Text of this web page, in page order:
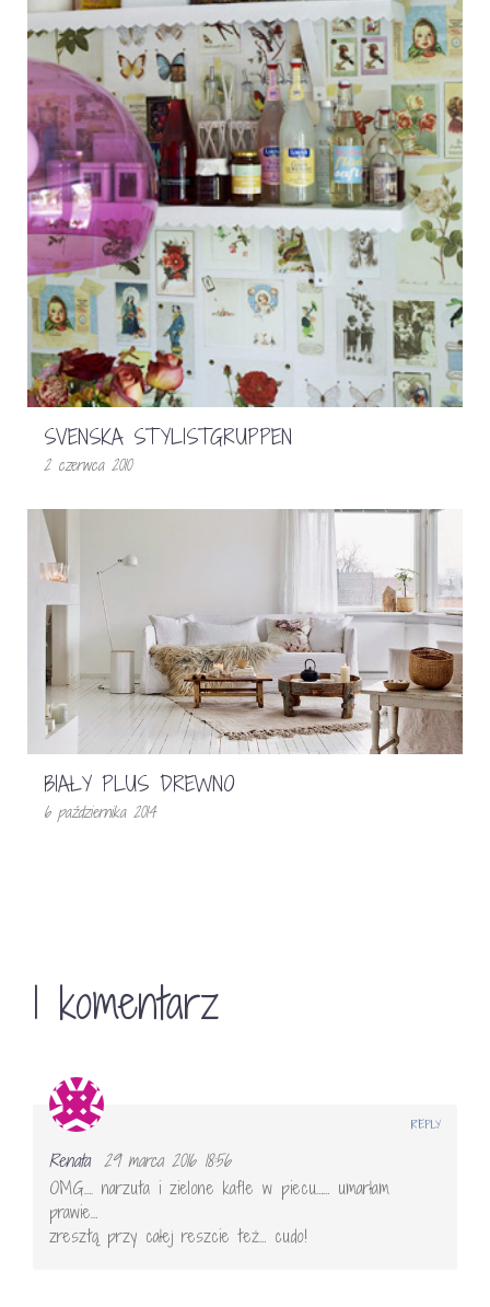
SVENSKA STYLISTGRUPPEN
2 czerwca 2010
BIAŁY PLUS DREWNO
6 października 2014
1 komentarz
Renata 29 marca 2016 18:56
OMG…. narzuta i zielone kafle w piecu…… umarłam
prawie…
zresztą przy całej reszcie też… cudo!
REPLY